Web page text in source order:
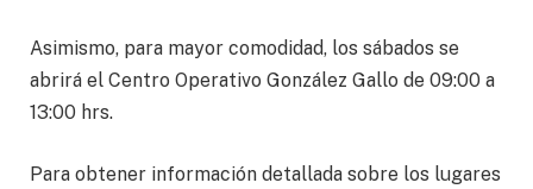
Asimismo, para mayor comodidad, los sábados se
abrirá el Centro Operativo González Gallo de 09:00 a
13:00 hrs.
Para obtener información detallada sobre los lugares